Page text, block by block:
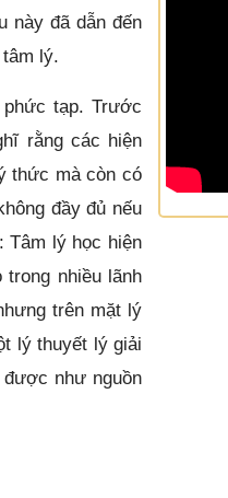
này đã dẫn đến
lý.
tạp. Trước
rằng các hiện
thức mà còn có
đầy đủ nếu
Tâm lý học hiện
nhiều lãnh
trên mặt lý
lý thuyết lý giải
như nguồn